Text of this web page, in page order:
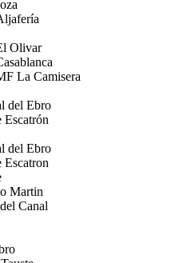
Olivar
La Camisera
del Ebro
Escatrón
del Ebro
Escatron
Martin
Canal